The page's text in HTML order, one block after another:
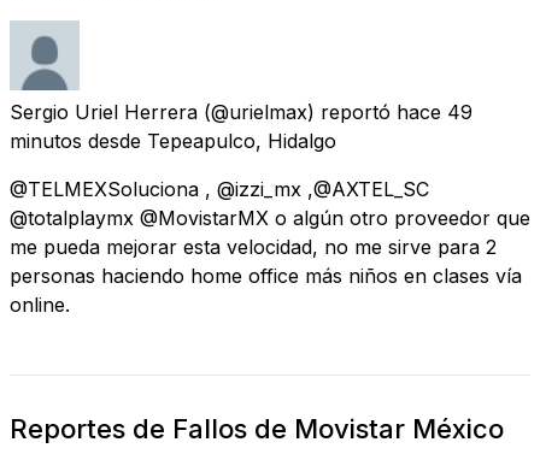
Sergio Uriel Herrera (@urielmax) reportó hace 49
minutos desde Tepeapulco, Hidalgo
@TELMEXSoluciona , @izzi_mx ,@AXTEL_SC
@totalplaymx @MovistarMX o algún otro proveedor que
me pueda mejorar esta velocidad, no me sirve para 2
personas haciendo home office más niños en clases vía
online.
Reportes de Fallos de Movistar México